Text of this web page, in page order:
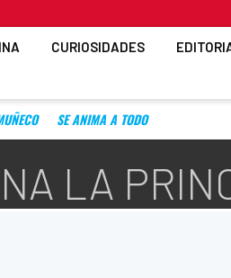
CURIOSIDADES
SE ANIMA A TODO
LA